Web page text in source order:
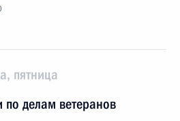
пятница
делам ветеранов